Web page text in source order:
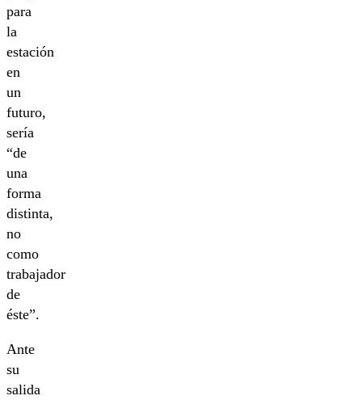
para
la
estación
en
un
futuro,
sería
“de
una
forma
distinta,
no
como
trabajador
de
éste”.
Ante
su
salida